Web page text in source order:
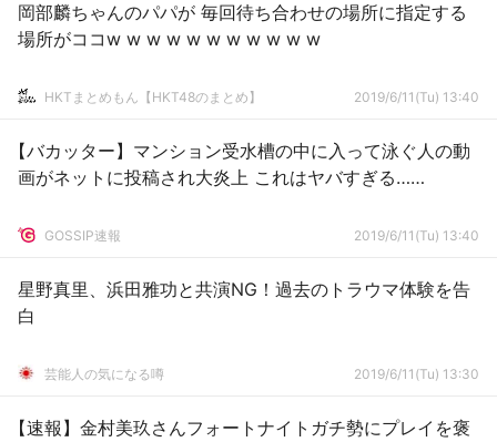
岡部麟ちゃんのパパが 毎回待ち合わせの場所に指定する
場所がココw w w w w w w w w w w
HKTまとめもん【HKT48のまとめ】 2019/6/11(Tu) 13:40
【バカッター】マンション受水槽の中に入って泳ぐ人の動
画がネットに投稿され大炎上 これはヤバすぎる……
GOSSIP速報 2019/6/11(Tu) 13:40
星野真里、浜田雅功と共演NG！過去のトラウマ体験を告
白
芸能人の気になる噂 2019/6/11(Tu) 13:30
【速報】金村美玖さんフォートナイトガチ勢にプレイを褒